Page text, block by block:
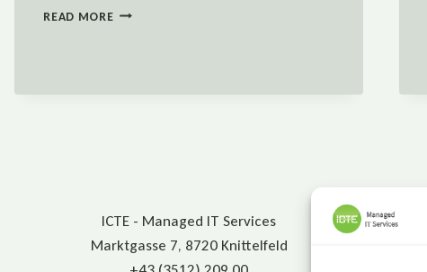
READ MORECYBER-
ICTE - Managed IT Services
Marktgasse 7, 8720 Knittelfeld